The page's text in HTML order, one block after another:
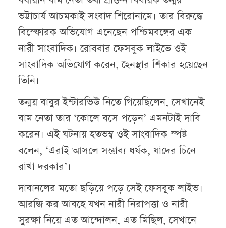
ভট্টাচার্য আচমকাই সংবাদ শিরোনামে। তার বিরুদ্ধে
বিস্ফোরক অভিযোগ এনেছেন পশ্চিমবঙ্গের এক
নারী সাংবাদিক। রোববার ফেসবুক লাইভে ওই
সাংবাদিক অভিযোগ করেন, হেনস্থার শিকার হয়েছেন
তিনি।
তন্ময় বাবুর ইন্টারভিউ নিতে গিয়েছিলেন, সেখানেই
বাম নেতা তার ‘কোলে বসে পড়েন’ এমনটাই দাবি
করেন। এই ঘটনায় হতভম্ব ওই সাংবাদিক স্পষ্ট
বলেন, ‘এরাই আসলে সম্ভাব্য ধর্ষক, যাদের চিনে
রাখা দরকার’।
দাবানলের মতো ছড়িয়ে পড়ে সেই ফেসবুক লাইভ।
আরজি কর আবহে যখন নারী নিরাপত্তা ও নারী
সুরক্ষা নিয়ে এত আন্দোলন, এত মিছিল, সেখানে